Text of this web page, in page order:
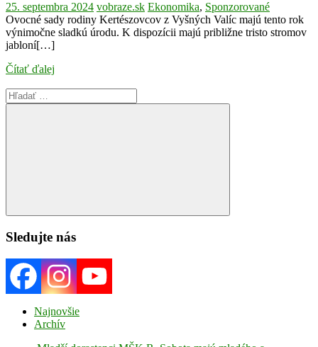
25. septembra 2024 vobraze.sk Ekonomika, Sponzorované
Ovocné sady rodiny Kertészovcov z Vyšných Valíc majú tento rok
výnimočne sladkú úrodu. K dispozícii majú približne tristo stromov
jabloní[…]
Čítať ďalej
Search
for:
Search
Sledujte nás
Najnovšie
Archív